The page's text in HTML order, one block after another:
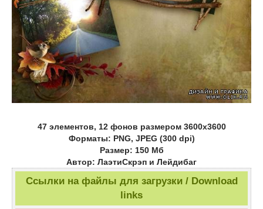
47 элементов, 12 фонов размером 3600х3600
Форматы: PNG, JPEG (300 dpi)
Размер: 150 Мб
Автор: ЛаэтиСкрэп и Лейдибаг
Ссылки на файлы для загрузки / Download
links